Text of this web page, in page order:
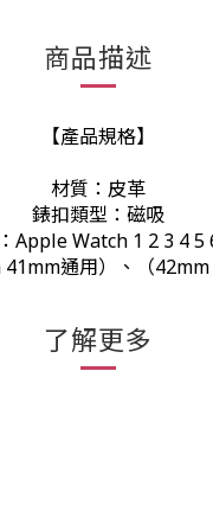
商品描述
【產品規格】
材質：皮革
錶扣類型：磁吸
Apple Watch 1 2 3 4 5
通用）、（
了解更多